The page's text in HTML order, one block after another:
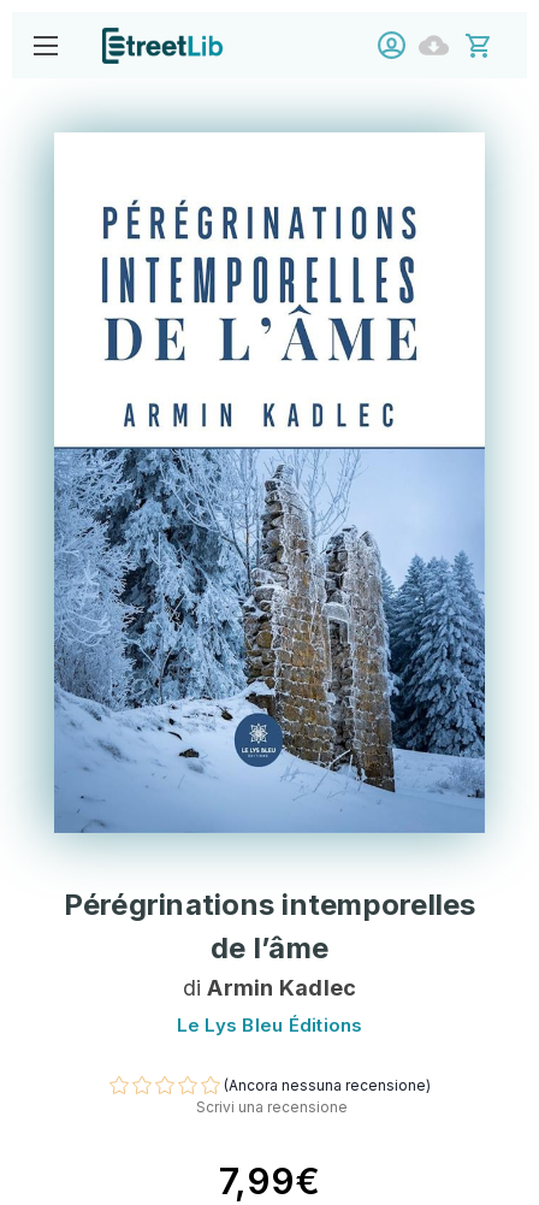
Pérégrinations intemporelles
de l’âme
diArmin Kadlec
Le Lys Bleu Éditions
(Ancora nessuna recensione)
Scrivi una recensione
7,99€